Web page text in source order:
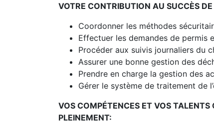
VOTRE CONTRIBUTION AU SUCCÈS DE
Coordonner les méthodes
Effectuer les demandes de permis
Procéder aux suivis journaliers du
Assurer une bonne gestion des
Prendre en charge la gestion des
Gérer le système de traitement de
VOS COMPÉTENCES ET VOS
PLEINEMENT: